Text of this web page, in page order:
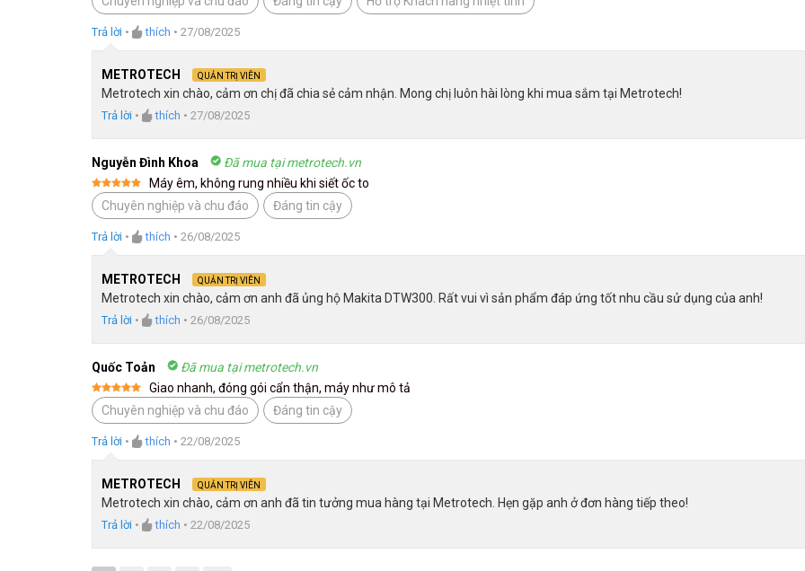
hạng55
sao
Trả lời • thích • 27/08/2025
METROTECH QUẢN TRỊ VIÊN
Metrotech xin chào, cảm ơn chị đã chia sẻ cảm nhận. Mong chị luôn hài lòng khi mua sắm tại Metrotech!
Trả lời • thích • 27/08/2025
Nguyễn Đình Khoa Đã mua tại metrotech.vn
Được xếp
hạng55
sao
Máy êm, không rung nhiều khi siết ốc to
Chuyên nghiệp và chu đáo
Đáng tin cậy
Trả lời • thích • 26/08/2025
METROTECH QUẢN TRỊ VIÊN
Metrotech xin chào, cảm ơn anh đã ủng hộ Makita DTW300. Rất vui vì sản phẩm đáp ứng tốt nhu cầu sử dụng của anh!
Trả lời • thích • 26/08/2025
Quốc Toản Đã mua tại metrotech.vn
Được xếp
hạng55
sao
Giao nhanh, đóng gói cẩn thận, máy như mô tả
Chuyên nghiệp và chu đáo
Đáng tin cậy
Trả lời • thích • 22/08/2025
METROTECH QUẢN TRỊ VIÊN
Metrotech xin chào, cảm ơn anh đã tin tưởng mua hàng tại Metrotech. Hẹn gặp anh ở đơn hàng tiếp theo!
Trả lời • thích • 22/08/2025